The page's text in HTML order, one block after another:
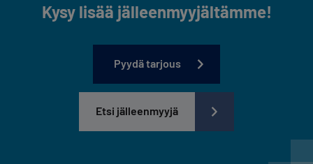
Kysy lisää jälleenmyyjältämme!
Pyydä tarjous
Etsi jälleenmyyjä